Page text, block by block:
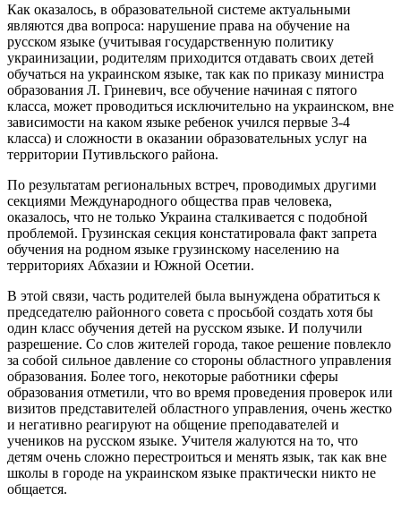
Как оказалось, в образовательной системе актуальными
являются два вопроса: нарушение права на обучение на
русском языке (учитывая государственную политику
украинизации, родителям приходится отдавать своих детей
обучаться на украинском языке, так как по приказу министра
образования Л. Гриневич, все обучение начиная с пятого
класса, может проводиться исключительно на украинском, вне
зависимости на каком языке ребенок учился первые 3-4
класса) и сложности в оказании образовательных услуг на
территории Путивльского района.
По результатам региональных встреч, проводимых другими
секциями Международного общества прав человека,
оказалось, что не только Украина сталкивается с подобной
проблемой. Грузинская секция констатировала факт запрета
обучения на родном языке грузинскому населению на
территориях Абхазии и Южной Осетии.
В этой связи, часть родителей была вынуждена обратиться к
председателю районного совета с просьбой создать хотя бы
один класс обучения детей на русском языке. И получили
разрешение. Со слов жителей города, такое решение повлекло
за собой сильное давление со стороны областного управления
образования. Более того, некоторые работники сферы
образования отметили, что во время проведения проверок или
визитов представителей областного управления, очень жестко
и негативно реагируют на общение преподавателей и
учеников на русском языке. Учителя жалуются на то, что
детям очень сложно перестроиться и менять язык, так как вне
школы в городе на украинском языке практически никто не
общается.